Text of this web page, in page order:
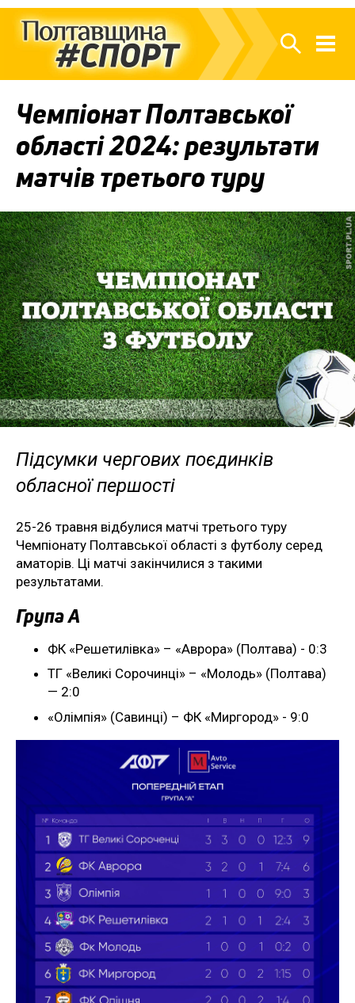
Чемпіонат Полтавської
області 2024: результати
матчів третього туру
Підсумки чергових поєдинків
обласної першості
25-26 травня відбулися матчі третього туру
Чемпіонату Полтавської області з футболу серед
аматорів. Ці матчі закінчилися з такими
результатами.
Група А
ФК «Решетилівка» – «Аврора» (Полтава) - 0:3
ТГ «Великі Сорочинці» – «Молодь» (Полтава)
— 2:0
«Олімпія» (Савинці) – ФК «Миргород» - 9:0